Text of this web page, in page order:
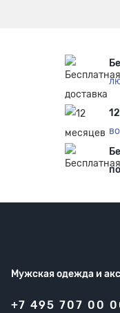
Мужская одежда и
+7 495 707 00